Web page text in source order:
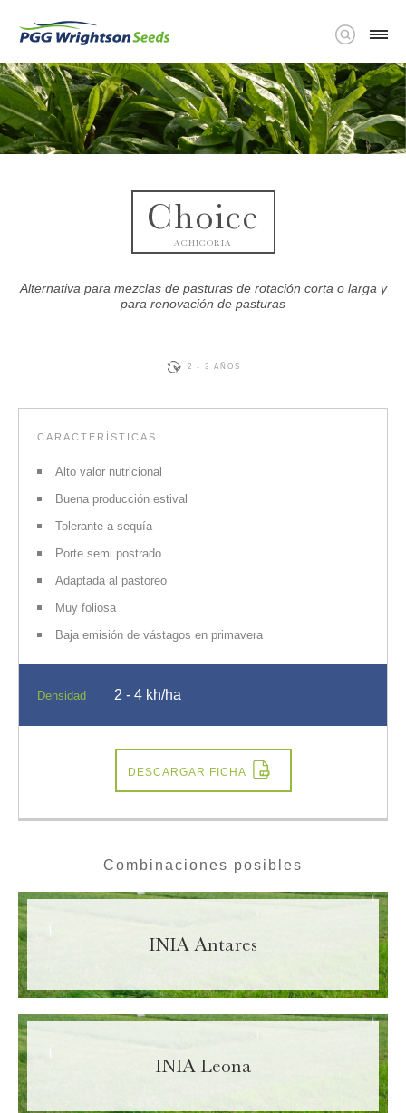
Choice
ACHICORIA
Alternativa para mezclas de pasturas de rotación corta o larga y
para renovación de pasturas
2 - 3 AÑOS
CARACTERÍSTICAS
Alto valor nutricional
Buena producción estival
Tolerante a sequía
Porte semi postrado
Adaptada al pastoreo
Muy foliosa
Baja emisión de vástagos en primavera
Densidad 2 - 4 kh/ha
DESCARGAR FICHA
Combinaciones posibles
INIA Antares
INIA Leona